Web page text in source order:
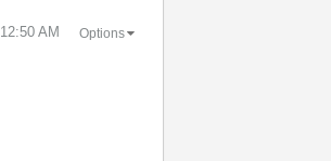
12:50 AM Options